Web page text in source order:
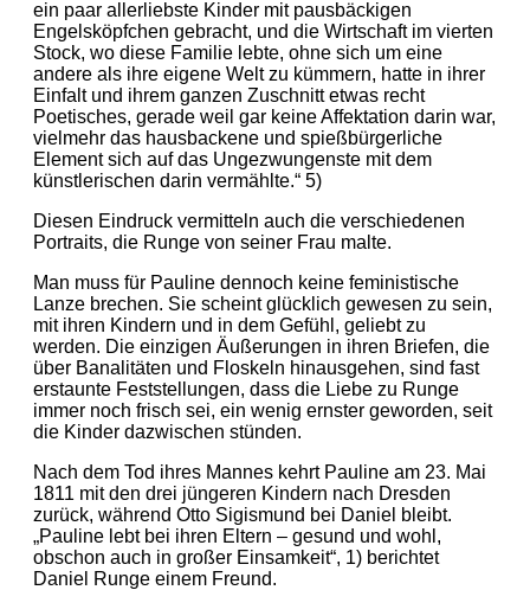
ein paar allerliebste Kinder mit pausbäckigen
Engelsköpfchen gebracht, und die Wirtschaft im vierten
Stock, wo diese Familie lebte, ohne sich um eine
andere als ihre eigene Welt zu kümmern, hatte in ihrer
Einfalt und ihrem ganzen Zuschnitt etwas recht
Poetisches, gerade weil gar keine Affektation darin war,
vielmehr das hausbackene und spießbürgerliche
Element sich auf das Ungezwungenste mit dem
künstlerischen darin vermählte.“ 5)
Diesen Eindruck vermitteln auch die verschiedenen
Portraits, die Runge von seiner Frau malte.
Man muss für Pauline dennoch keine feministische
Lanze brechen. Sie scheint glücklich gewesen zu sein,
mit ihren Kindern und in dem Gefühl, geliebt zu
werden. Die einzigen Äußerungen in ihren Briefen, die
über Banalitäten und Floskeln hinausgehen, sind fast
erstaunte Feststellungen, dass die Liebe zu Runge
immer noch frisch sei, ein wenig ernster geworden, seit
die Kinder dazwischen stünden.
Nach dem Tod ihres Mannes kehrt Pauline am 23. Mai
1811 mit den drei jüngeren Kindern nach Dresden
zurück, während Otto Sigismund bei Daniel bleibt.
„Pauline lebt bei ihren Eltern – gesund und wohl,
obschon auch in großer Einsamkeit“, 1) berichtet
Daniel Runge einem Freund.